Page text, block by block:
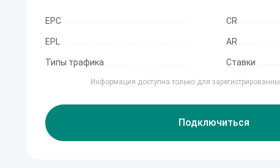
EPC CR
EPL AR
Типы трафика Ставки
Информация доступна только для
Подключиться